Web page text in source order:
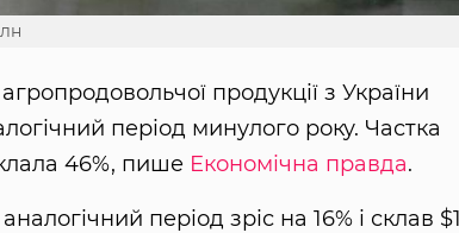
продукції з України
період минулого року. Частка
46%, пише Економічна правда.
період зріс на 16% і склав